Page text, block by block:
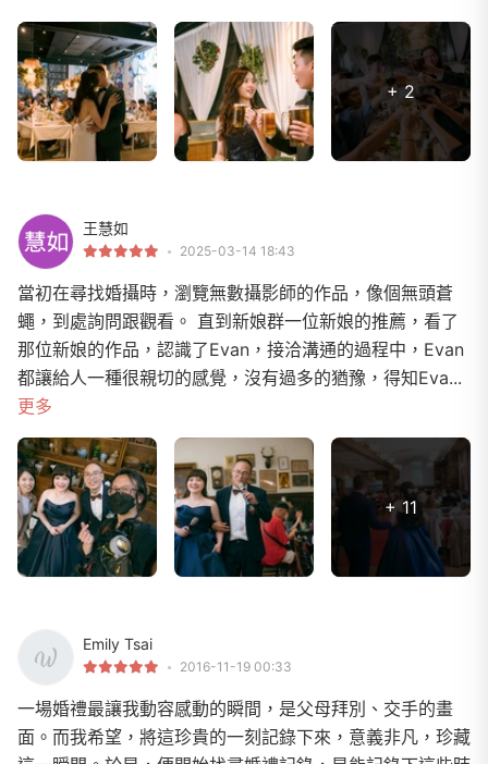
+ 2
王慧如
2025-03-14 18:43
當初在尋找婚攝時，瀏覽無數攝影師的作品，像個無頭蒼
蠅，到處詢問跟觀看。 直到新娘群一位新娘的推薦，看了
那位新娘的作品，認識了Evan，接洽溝通的過程中，Evan
都讓給人一種很親切的感覺，沒有過多的猶豫，得知Eva...
更多
+ 11
Emily Tsai
2016-11-19 00:33
一場婚禮最讓我動容感動的瞬間，是父母拜別、交手的畫
面。而我希望，將這珍貴的一刻記錄下來，意義非凡，珍藏